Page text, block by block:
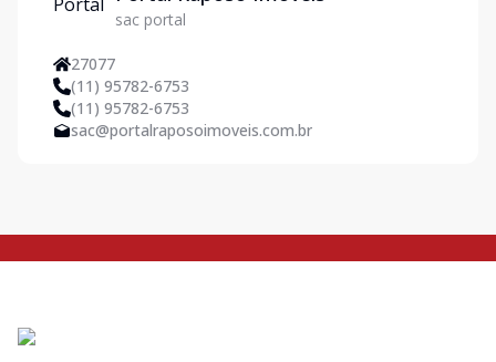
sac portal
27077
(11) 95782-6753
(11) 95782-6753
sac@portalraposoimoveis.com.br